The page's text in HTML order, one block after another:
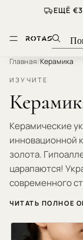
ЕЩЁ
Главная/Керамика
ИЗУЧИТЕ
Керамические
инновационной
золота.
царапаются!
современного
ЧИТАТЬ ПОЛНОЕ